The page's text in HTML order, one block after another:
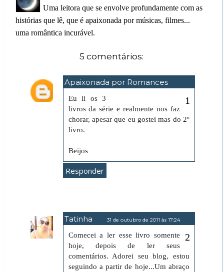
Uma leitora que se envolve profundamente com as
histórias que lê, que é apaixonada por músicas, filmes...
uma romântica incurável.
5 comentários:
Apaixonada por Romances
Eu li os 3
livros da série e realmente nos faz
chorar, apesar que eu gostei mas do 2º
livro.
Beijos
Responder
Tatinha 31 de outubro de 2011 às 17:24
Comecei a ler esse livro somente
hoje, depois de ler seus
comentários. Adorei seu blog, estou
seguindo a partir de hoje...Um abraço